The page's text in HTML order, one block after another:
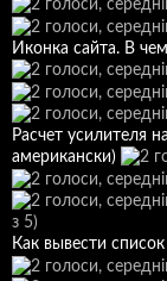
Иконка сайта. В
Расчет усилителя
американски)
з 5)
Как вывести